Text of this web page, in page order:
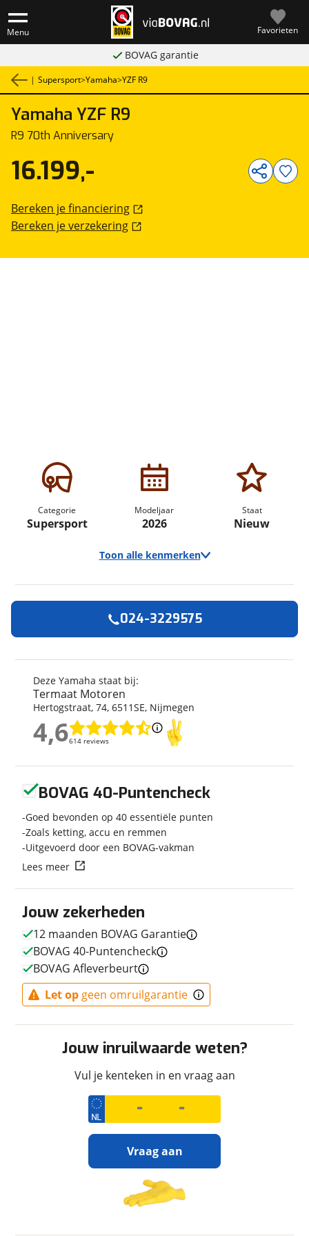
Menu Favorieten
BOVAG garantie
| Supersport>Yamaha>YZF R9
Yamaha YZF R9
R9 70th Anniversary
Categorie
Supersport
Modeljaar
2026
Staat
Nieuw
Toon alle kenmerken
Merk
Yamaha
Model
Bouwjaar
Modeljaar
2026
Categorie
Supersport
Motor
Nieuw of occasion
Nieuw
Techniek
Transmissie
Kleur
Zwart
Fabriekskleur
Inclusief BPM
Ja
Wegenbelasting
(gemiddeld p/m)
€ 13,-
BTW
0 %
16.199,-
Bereken je financiering
Bereken je verzekering
Deze Yamaha staat bij:
Termaat Motoren
Hertogstraat, 74, 6511SE, Nijmegen
4,6614 reviews
4,6
024-3229575
Jouw zekerheden
12 maanden BOVAG Garantie
BOVAG 40-Puntencheck
BOVAG Afleverbeurt
Let op geen omruilgarantie
Jouw inruilwaarde weten?
Vul je kenteken in en vraag aan
Vraag aan
Ontvang gratis jouw
BOVAG 40-Puntencheck
Goed bevonden op 40 essentiële punten
Zoals ketting, accu en remmen
Uitgevoerd door een BOVAG-vakman
Lees meer